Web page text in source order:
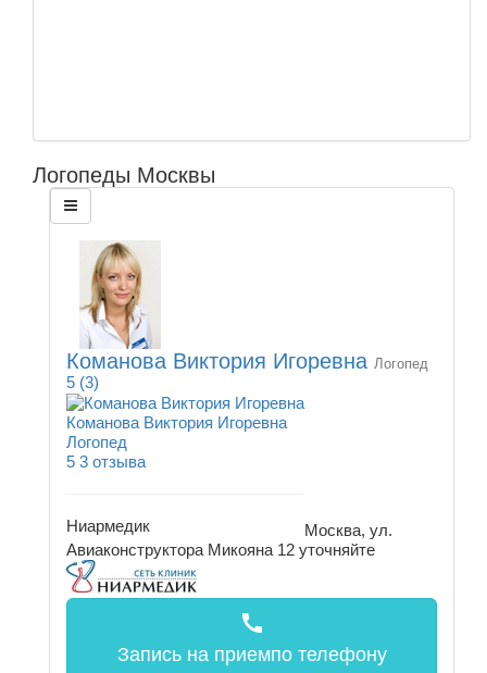
Логопеды Москвы
Команова Виктория Игоревна Логопед
5 (3)
Команова Виктория Игоревна
Логопед
5 3 отзыва
Ниармедик
Москва, ул.
Авиаконструктора Микояна 12 уточняйте
call
Запись на приемпо телефону